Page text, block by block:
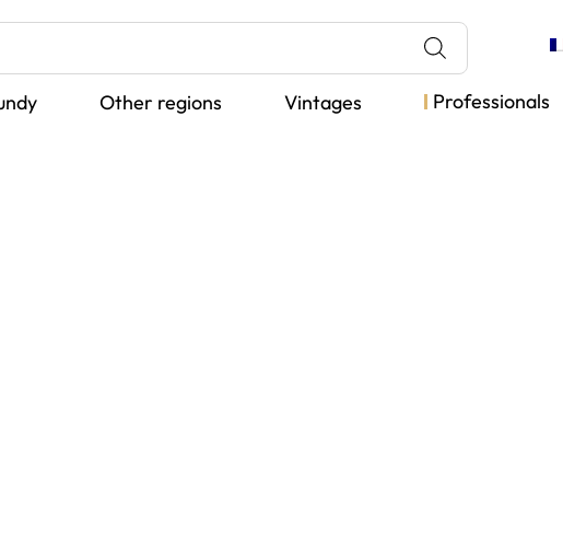
Other regions Vintages Professionals